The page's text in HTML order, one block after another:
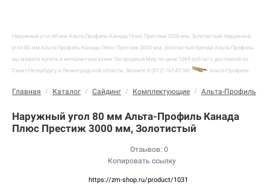
Наружный угол 80 мм Альта-Профиль Канада Плюс Престиж 3000 мм, Золотистый Наружный
угол 80 мм Альта-Профиль Канада Плюс Престиж 3000 мм, Золотистый бренда Альта-Профиль
вы можете купить в интернет-магазине Загородный Мир по цене 1069 руб/шт с доставкой по
Санкт-Петербургу и Ленинградской области. Звоните 8 (812) 767-87-36!
Альта-Профиль
Главная / Каталог / Сайдинг / Комплектующие / Альта-Профиль
Наружный угол 80 мм Альта-Профиль Канада
Плюс Престиж 3000 мм, Золотистый
Отзывов: 0
Копировать ссылку
https://zm-shop.ru/product/1031